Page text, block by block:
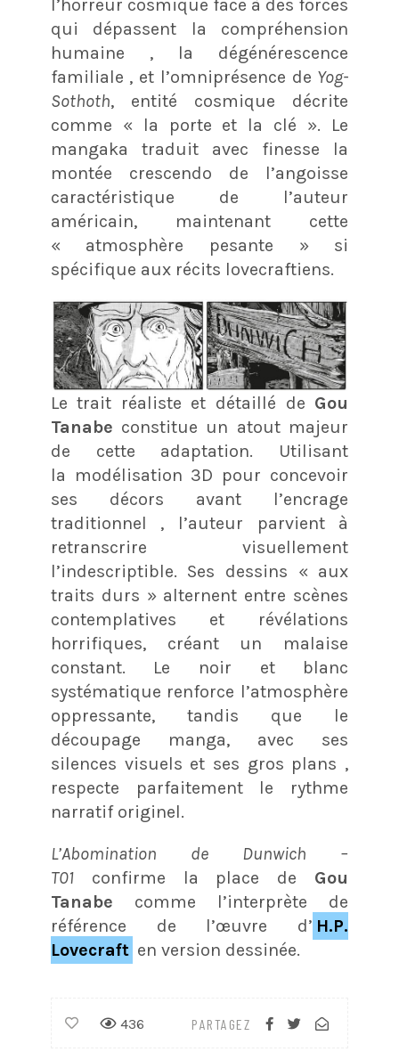
l’horreur cosmique face à des forces
qui dépassent la compréhension
humaine , la dégénérescence
familiale , et l’omniprésence de Yog-
Sothoth, entité cosmique décrite
comme « la porte et la clé ». Le
mangaka traduit avec finesse la
montée crescendo de l’angoisse
caractéristique de l’auteur
américain, maintenant cette
« atmosphère pesante » si
spécifique aux récits lovecraftiens.
Le trait réaliste et détaillé de Gou
Tanabe constitue un atout majeur
de cette adaptation. Utilisant
la modélisation 3D pour concevoir
ses décors avant l’encrage
traditionnel , l’auteur parvient à
retranscrire visuellement
l’indescriptible. Ses dessins « aux
traits durs » alternent entre scènes
contemplatives et révélations
horrifiques, créant un malaise
constant. Le noir et blanc
systématique renforce l’atmosphère
oppressante, tandis que le
découpage manga, avec ses
silences visuels et ses gros plans ,
respecte parfaitement le rythme
narratif originel.
L’Abomination de Dunwich –
T01confirme la place de Gou
Tanabe comme l’interprète de
référence de l’œuvre d’ H.P.
Lovecraft en version dessinée.
PARTAGEZ
436